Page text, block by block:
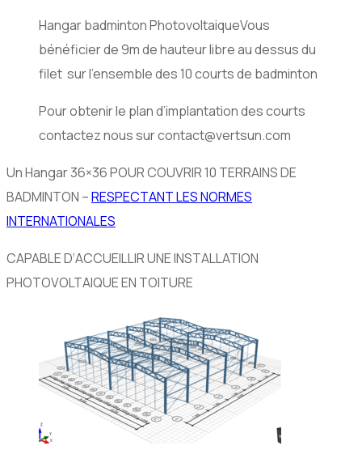
Hangar badminton PhotovoltaiqueVous
bénéficier de 9m de hauteur libre au dessus du
filet sur l’ensemble des 10 courts de badminton
Pour obtenir le plan d’implantation des courts
contactez nous sur contact@vertsun.com
Un Hangar 36×36 POUR COUVRIR 10 TERRAINS DE
BADMINTON –RESPECTANT LES NORMES
INTERNATIONALES
CAPABLE D‘ACCUEILLIR UNE INSTALLATION
PHOTOVOLTAIQUE EN TOITURE